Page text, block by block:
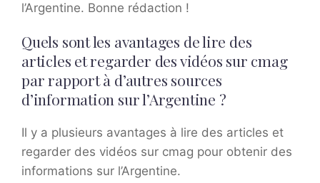
l’Argentine. Bonne rédaction !
Quels sont les avantages de lire des
articles et regarder des vidéos sur cmag
par rapport à d’autres sources
d’information sur l’Argentine ?
Il y a plusieurs avantages à lire des articles et
regarder des vidéos sur cmag pour obtenir des
informations sur l’Argentine.